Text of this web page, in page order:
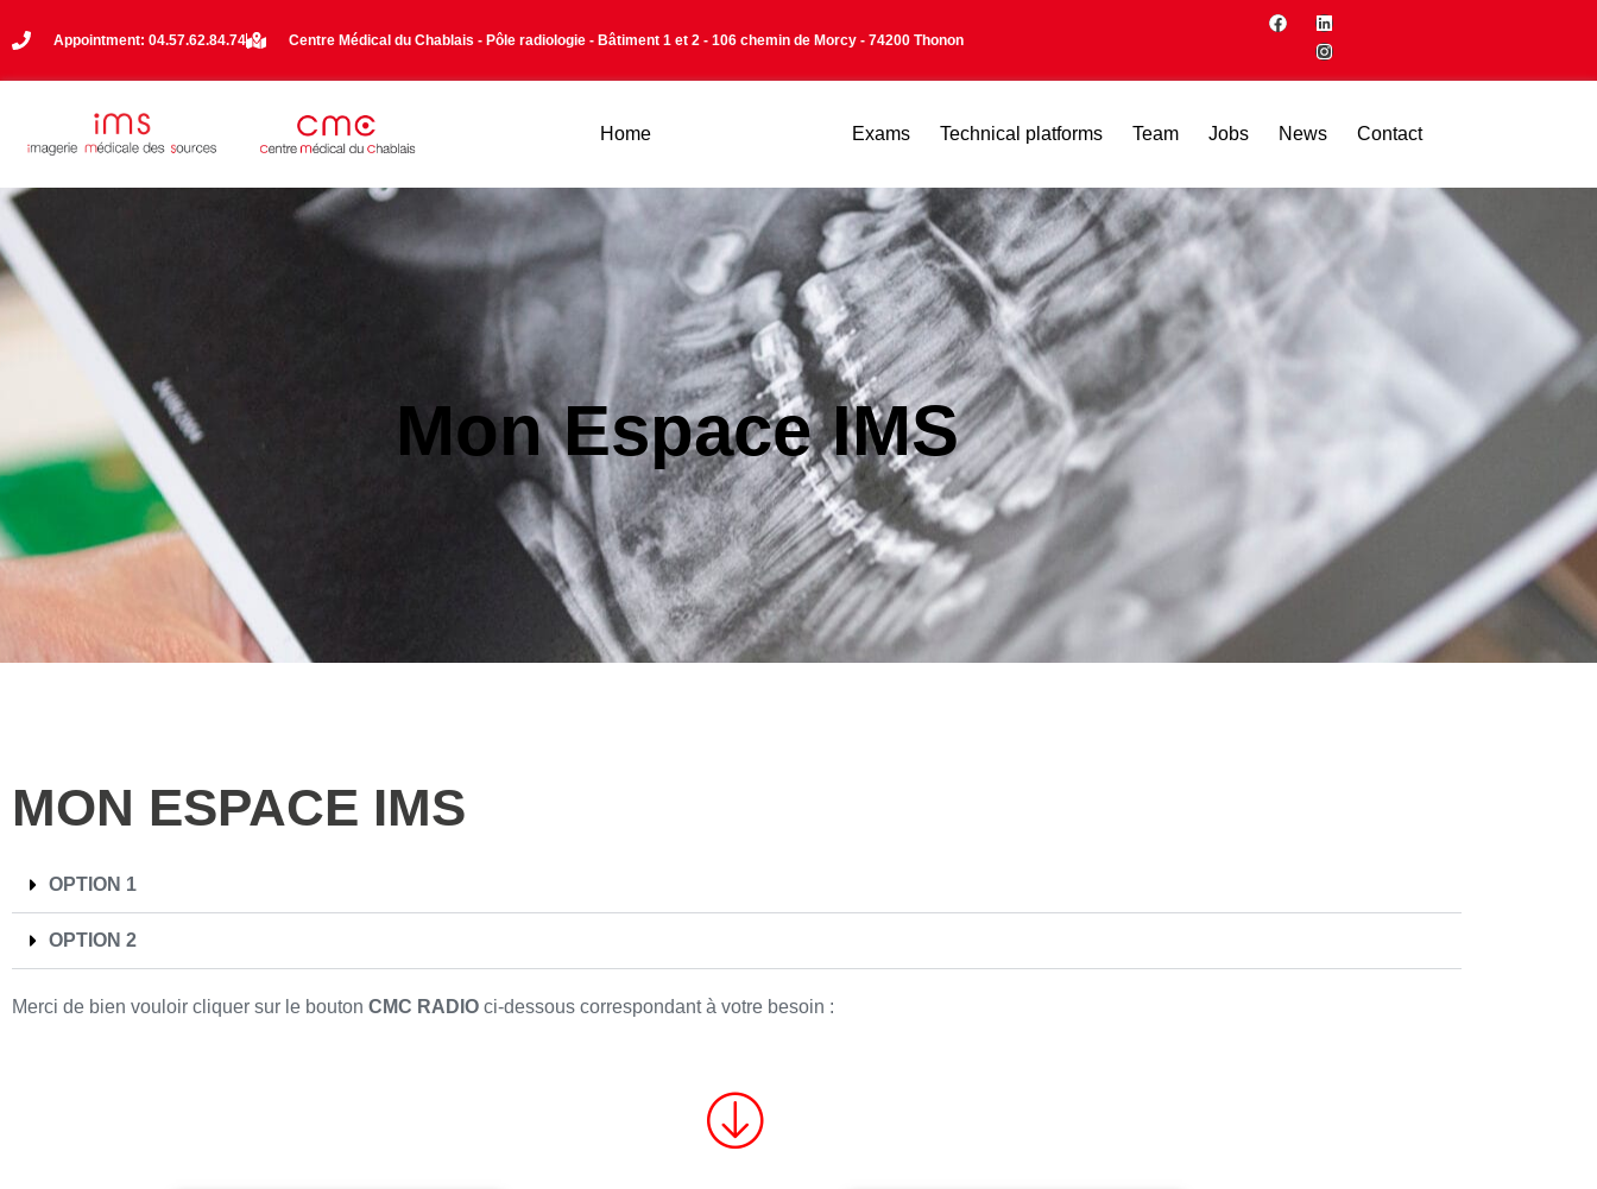
Appointment: 04.57.62.84.74 Centre Médical du Chablais - Pôle radiologie - Bâtiment 1 et 2 - 106 chemin de Morcy - 74200 Thonon
Home Exams Technical platforms Team Jobs News Contact
Mon Espace IMS
MON ESPACE IMS
OPTION 1
OPTION 2
Merci de bien vouloir cliquer sur le bouton CMC RADIO ci-dessous correspondant à votre besoin :